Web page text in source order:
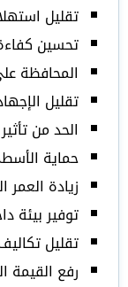
تقليل
تحسين
المحافظة
تقليل
الحد من
حماية
زيادة العمر
توفير بيئة
تقليل
رفع القيمة